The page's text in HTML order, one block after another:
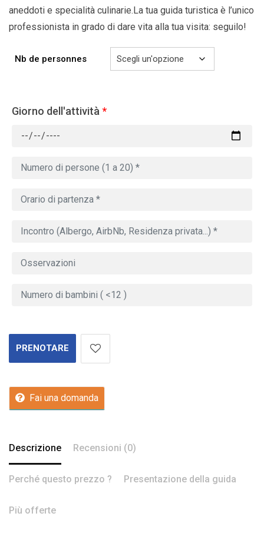
aneddoti e specialità culinarie.La tua guida turistica è l’unico
professionista in grado di dare vita alla tua visita: seguilo!
Nb de personnes
Giorno dell'attività *
PRENOTARE
Fai una domanda
Descrizione Recensioni (0)
Perché questo prezzo ? Presentazione della guida
Più offerte